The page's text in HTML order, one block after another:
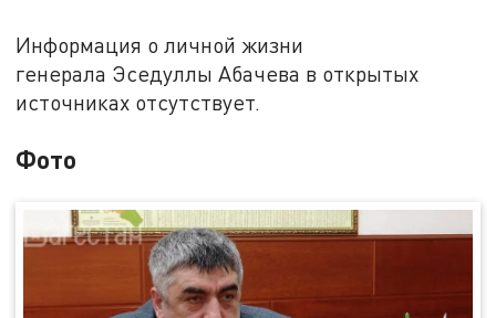
Информация о личной жизни
генерала Эседуллы Абачева в открытых
источниках отсутствует.
Фото